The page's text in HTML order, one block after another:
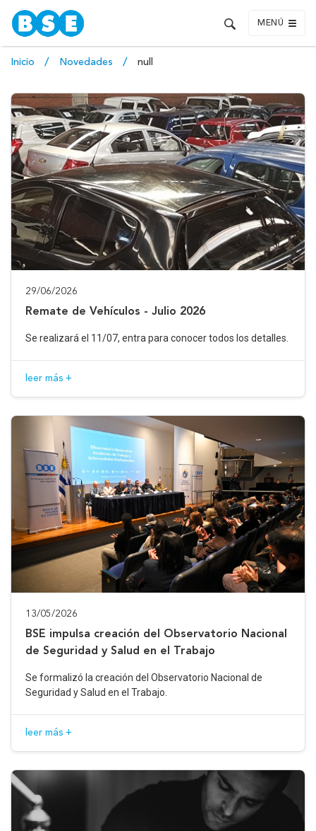
MENÚ
Inicio Novedades null
29/06/2026
Remate de Vehículos - Julio 2026
Se realizará el 11/07, entra para conocer todos los detalles.
leer más +
13/05/2026
BSE impulsa creación del Observatorio Nacional
de Seguridad y Salud en el Trabajo
Se formalizó la creación del Observatorio Nacional de
Seguridad y Salud en el Trabajo.
leer más +